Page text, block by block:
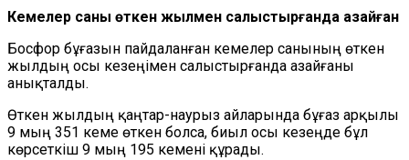
Кемелер саны өткен жылмен салыстырғанда азайған
Босфор бұғазын пайдаланған кемелер санының өткен
жылдың осы кезеңімен салыстырғанда азайғаны
анықталды.
Өткен жылдың қаңтар-наурыз айларында бұғаз арқылы
9 мың 351 кеме өткен болса, биыл осы кезеңде бұл
көрсеткіш 9 мың 195 кемені құрады.